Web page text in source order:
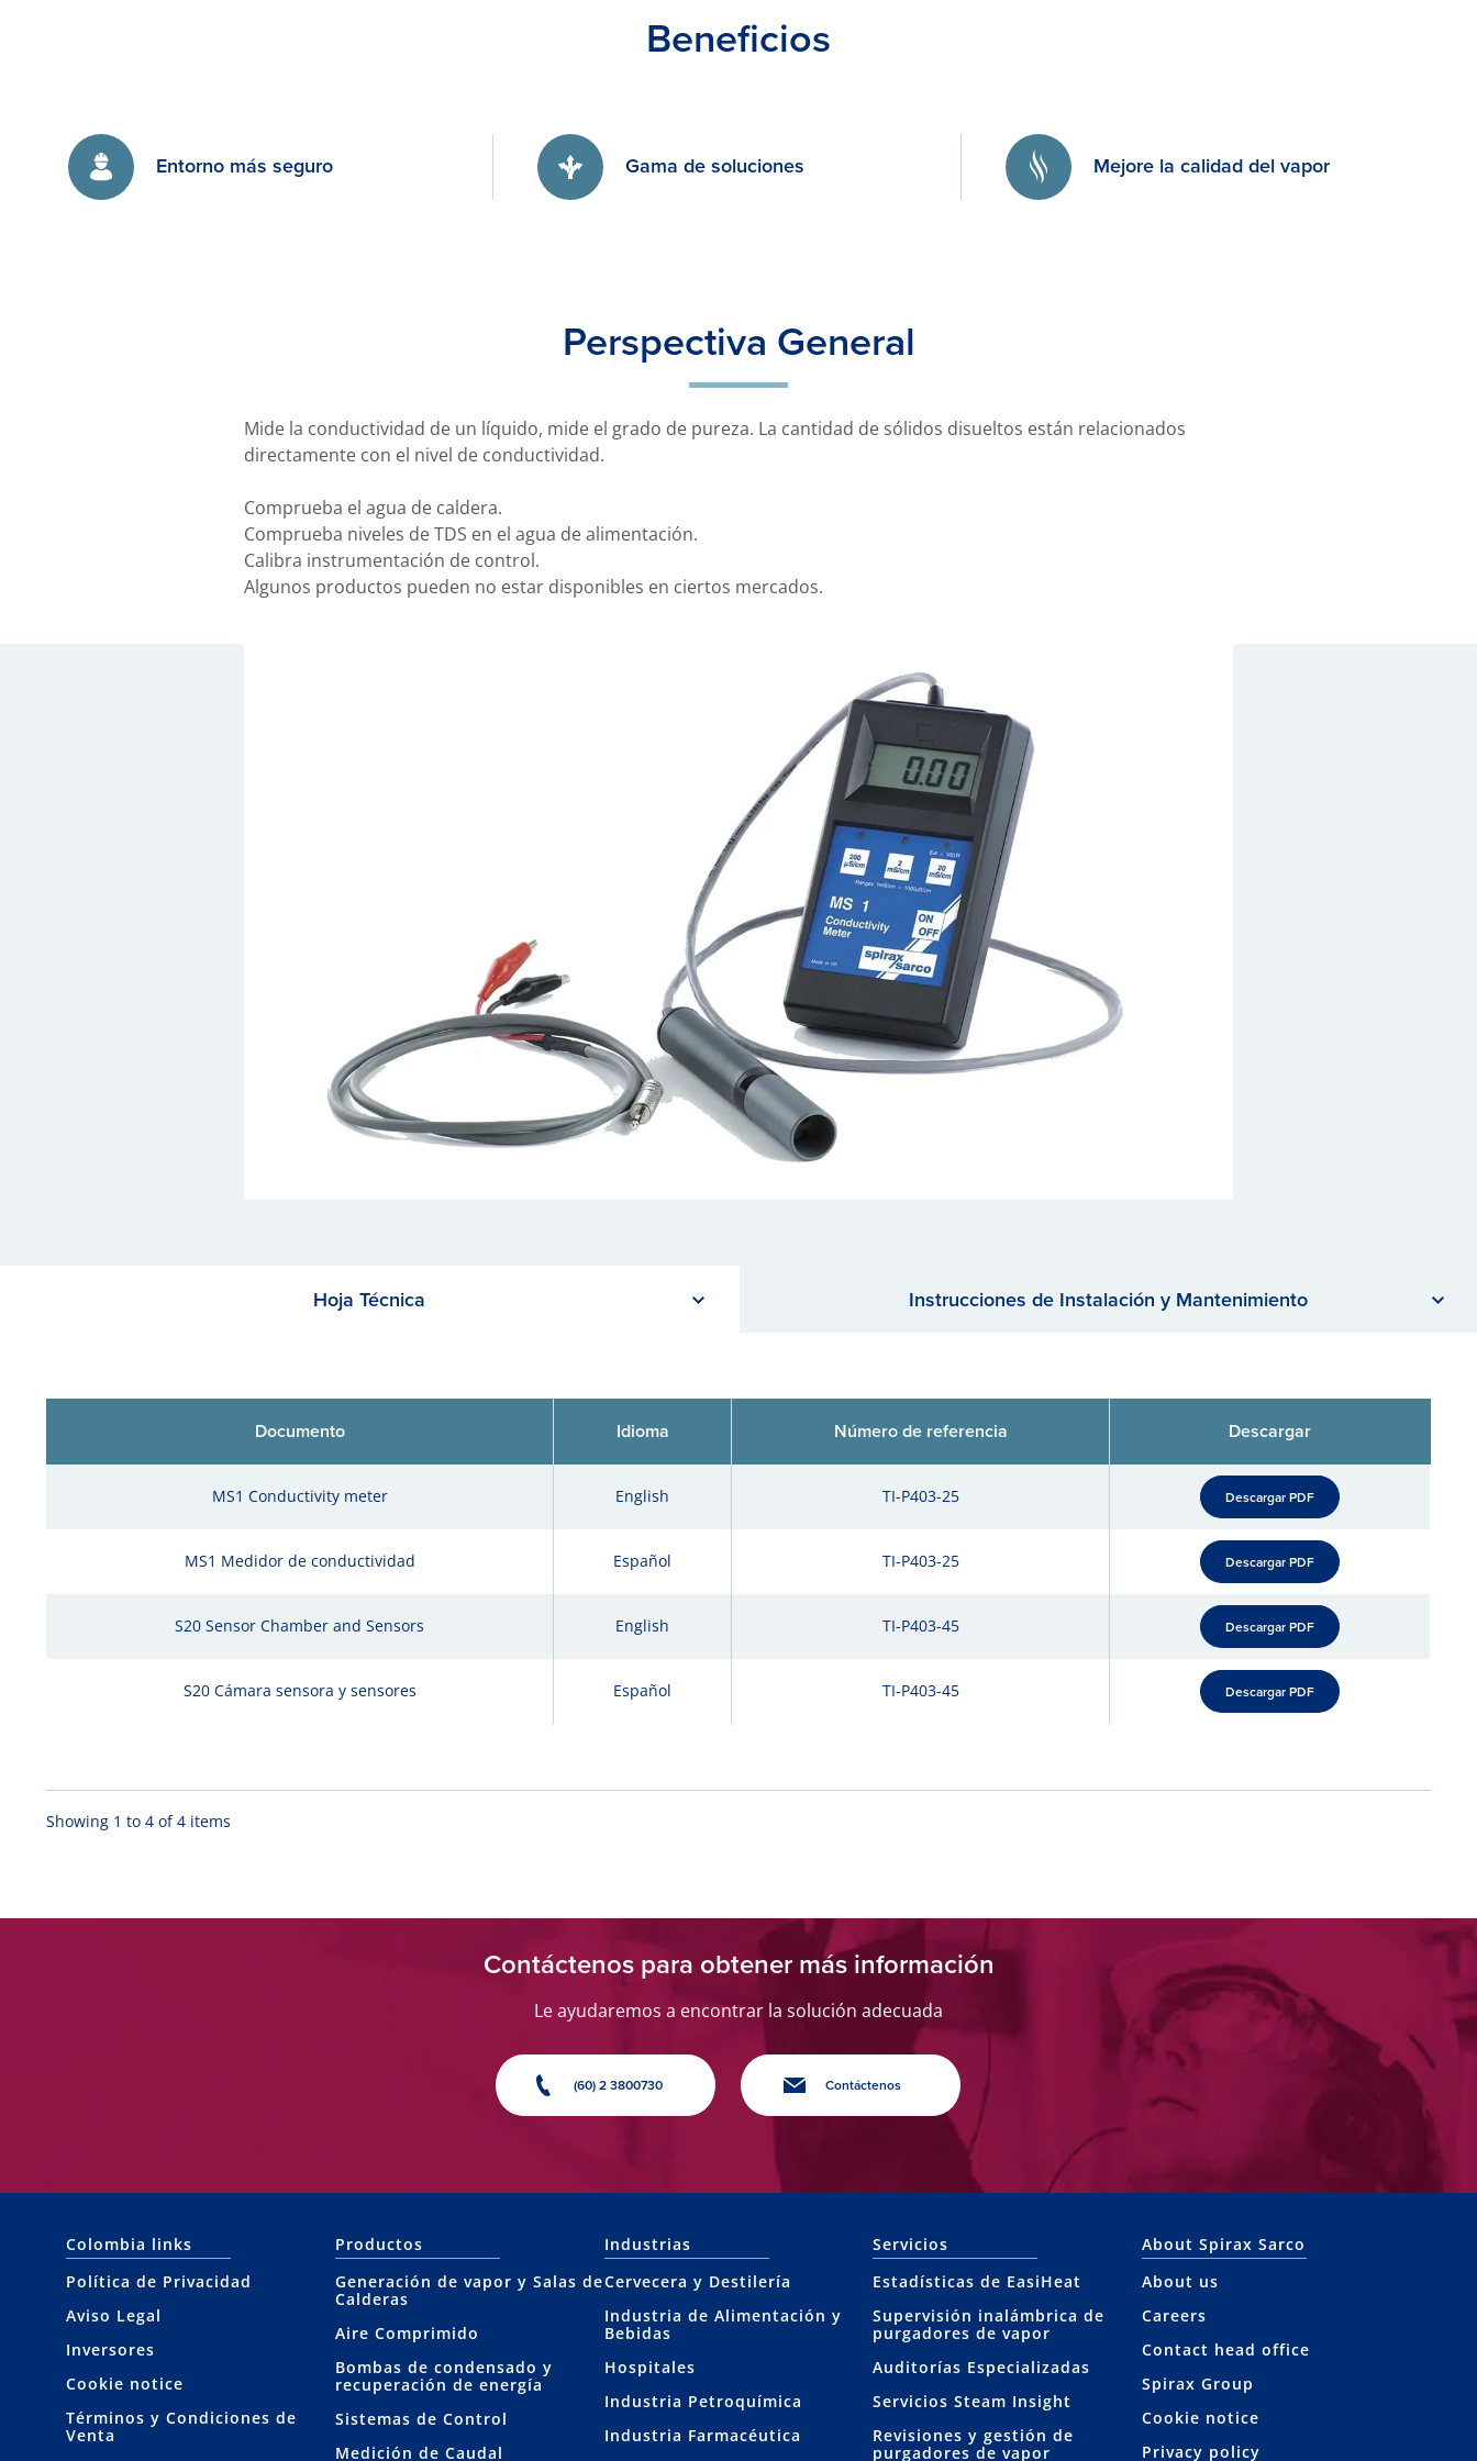
Beneficios
Entorno más seguro Gama de soluciones Mejore la calidad del vapor
Perspectiva General
Mide la conductividad de un líquido, mide el grado de pureza. La cantidad de sólidos disueltos están relacionados
directamente con el nivel de conductividad.
Comprueba el agua de caldera.
Comprueba niveles de TDS en el agua de alimentación.
Calibra instrumentación de control.
Algunos productos pueden no estar disponibles en ciertos mercados.
Hoja Técnica Instrucciones de Instalación y Mantenimiento
Documento Idioma Número de referencia Descargar
MS1 Conductivity meter English TI-P403-25 Descargar PDF
MS1 Medidor de conductividad Español TI-P403-25 Descargar PDF
S20 Sensor Chamber and Sensors English TI-P403-45 Descargar PDF
S20 Cámara sensora y sensores Español TI-P403-45 Descargar PDF
Showing 1 to 4 of 4 items
Contáctenos para obtener más información
Le ayudaremos a encontrar la solución adecuada
(60) 2 3800730 Contáctenos
Colombia links
Política de Privacidad
Aviso Legal
Inversores
Cookie notice
Términos y Condiciones de
Venta
Productos
Generación de vapor y Salas de
Calderas
Aire Comprimido
Bombas de condensado y
recuperación de energía
Sistemas de Control
Medición de Caudal
Industrias
Cervecera y Destilería
Industria de Alimentación y
Bebidas
Hospitales
Industria Petroquímica
Industria Farmacéutica
Servicios
Estadísticas de EasiHeat
Supervisión inalámbrica de
purgadores de vapor
Auditorías Especializadas
Servicios Steam Insight
Revisiones y gestión de
purgadores de vapor
About Spirax Sarco
About us
Careers
Contact head office
Spirax Group
Cookie notice
Privacy policy